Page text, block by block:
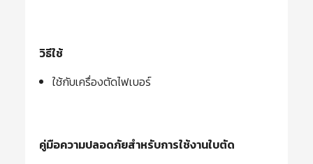
วิธีใช้
ใช้กับเครื่องตัดไฟเบอร์
คู่มือความปลอดภัยสำหรับการใช้งานใบตัด